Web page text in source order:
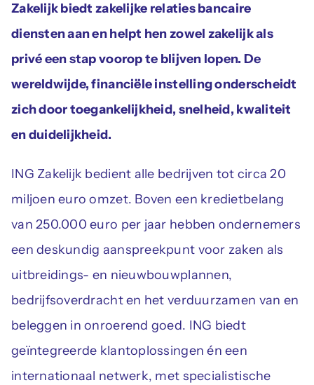
Zakelijk biedt zakelijke relaties bancaire
diensten aan en helpt hen zowel zakelijk als
privé een stap voorop te blijven lopen. De
wereldwijde, financiële instelling onderscheidt
zich door toegankelijkheid, snelheid, kwaliteit
en duidelijkheid.
ING Zakelijk bedient alle bedrijven tot circa 20
miljoen euro omzet. Boven een kredietbelang
van 250.000 euro per jaar hebben ondernemers
een deskundig aanspreekpunt voor zaken als
uitbreidings- en nieuwbouwplannen,
bedrijfsoverdracht en het verduurzamen van en
beleggen in onroerend goed. ING biedt
geïntegreerde klantoplossingen én een
internationaal netwerk, met specialistische